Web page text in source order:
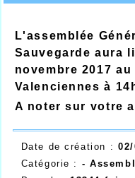
L'assemblée
Sauvegarde aura
novembre 2017
Valenciennes à
A noter sur votre
Date de création :
Catégorie : -